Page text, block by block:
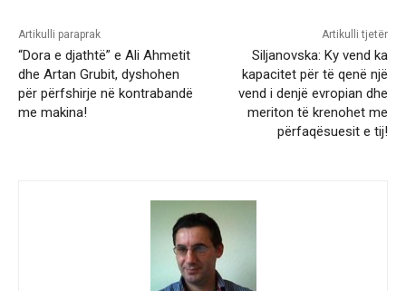
Artikulli paraprak
“Dora e djathtë” e Ali Ahmetit
dhe Artan Grubit, dyshohen
për përfshirje në kontrabandë
me makina!
Artikulli tjetër
Siljanovska: Ky vend ka
kapacitet për të qenë një
vend i denjë evropian dhe
meriton të krenohet me
përfaqësuesit e tij!